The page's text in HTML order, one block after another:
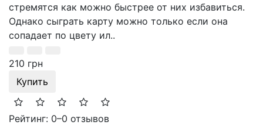
стремятся как можно быстрее от них избавиться.
Однако сыграть карту можно только если она
сопадает по цвету ил..
210 грн
Купить
Рейтинг: 0–0 отзывов